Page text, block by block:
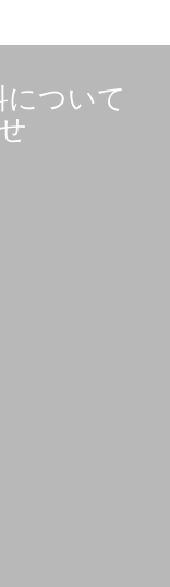
について